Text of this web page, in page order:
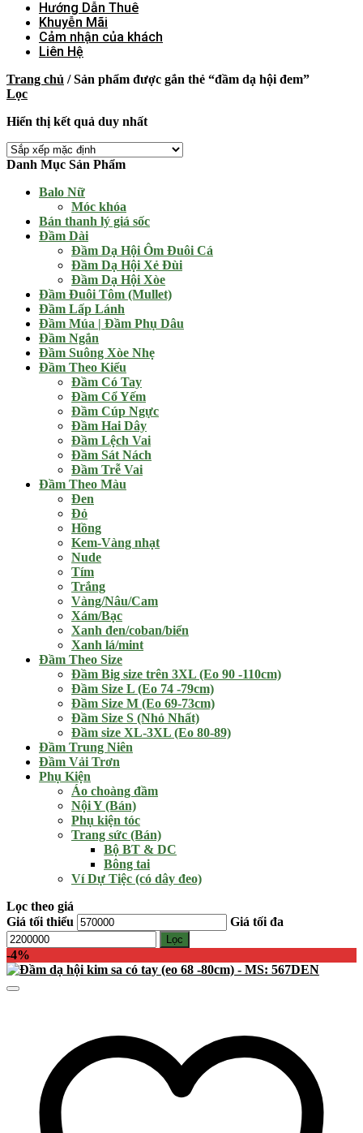
Hướng Dẫn Thuê
Khuyễn Mãi
Cảm nhận của khách
Liên Hệ
Trang chủ /Sản phẩm được gắn thẻ “đầm dạ hội đem”
Lọc
Hiển thị kết quả duy nhất
Danh Mục Sản Phẩm
Balo Nữ
Móc khóa
Bán thanh lý giá sốc
Đầm Dài
Đầm Dạ Hội Ôm Đuôi Cá
Đầm Dạ Hội Xẻ Đùi
Đầm Dạ Hội Xòe
Đầm Đuôi Tôm (Mullet)
Đầm Lấp Lánh
Đầm Múa | Đầm Phụ Dâu
Đầm Ngắn
Đầm Suông Xòe Nhẹ
Đầm Theo Kiểu
Đầm Có Tay
Đầm Cổ Yếm
Đầm Cúp Ngực
Đầm Hai Dây
Đầm Lệch Vai
Đầm Sát Nách
Đầm Trễ Vai
Đầm Theo Màu
Đen
Đỏ
Hồng
Kem-Vàng nhạt
Nude
Tím
Trắng
Vàng/Nâu/Cam
Xám/Bạc
Xanh đen/coban/biển
Xanh lá/mint
Đầm Theo Size
Đầm Big size trên 3XL (Eo 90 -110cm)
Đầm Size L (Eo 74 -79cm)
Đầm Size M (Eo 69-73cm)
Đầm Size S (Nhỏ Nhất)
Đầm size XL-3XL (Eo 80-89)
Đầm Trung Niên
Đầm Vải Trơn
Phụ Kiện
Áo choàng đầm
Nội Y (Bán)
Phụ kiện tóc
Trang sức (Bán)
Bộ BT & DC
Bông tai
Ví Dự Tiệc (có dây đeo)
Lọc theo giá
Giá tối thiểu
Giá tối đa
Lọc
-4%